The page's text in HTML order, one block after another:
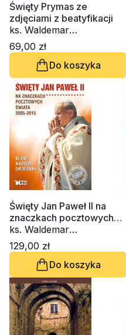
Święty Prymas ze
zdjęciami z beatyfikacji
ks. Waldemar
Chrostowski, św. Jan
Paweł II - Karol Wojtyła,
Adam Bujak
69,00 zł
Do koszyka
Święty Jan Paweł II na
znaczkach pocztowych
świata 2005-2015
ks. Waldemar
Chrostowski
129,00 zł
Do koszyka